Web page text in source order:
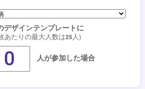
デザインテンプレートに
あたりの最大人数は25人)
人が参加した場合